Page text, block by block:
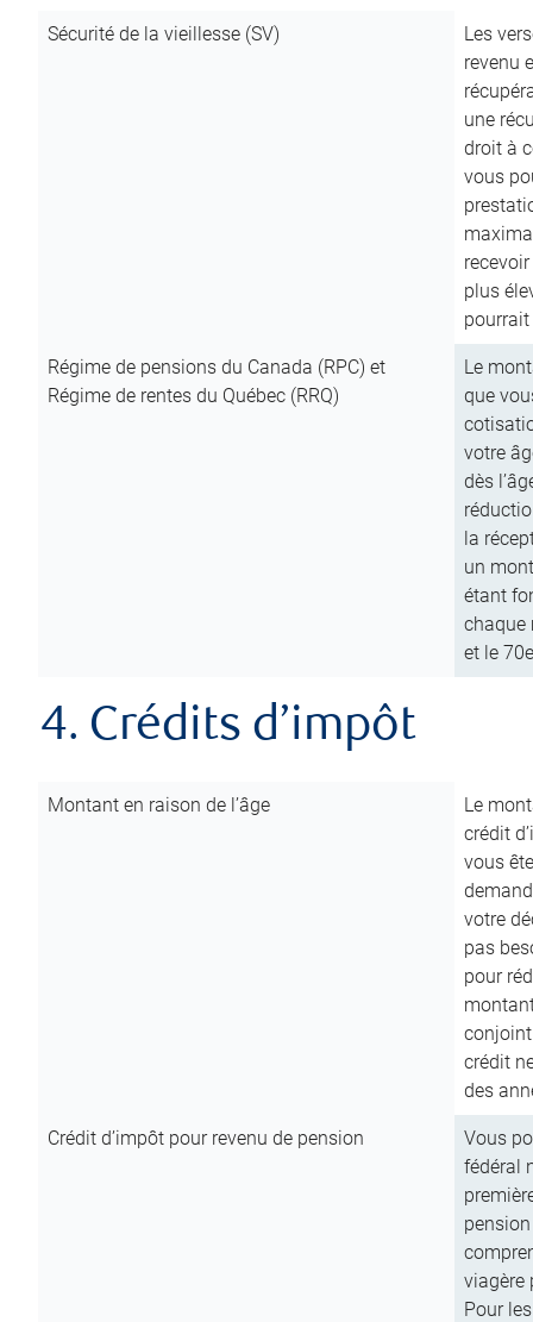
Sécurité de la vieillesse (SV)
Les
revenu
une
droit à
vous
plus
Régime de pensions du Canada (RPC) et
Régime de rentes du Québec (RRQ)
Le
que
votre
dès
la
un
étant
chaque
et le
4. Crédits d’impôt
Montant en raison de l’âge
Le
crédit
vous
votre
pas
pour
conjoint
crédit
des
Crédit d’impôt pour revenu de pension
Vous
fédéral
viagère
Pour